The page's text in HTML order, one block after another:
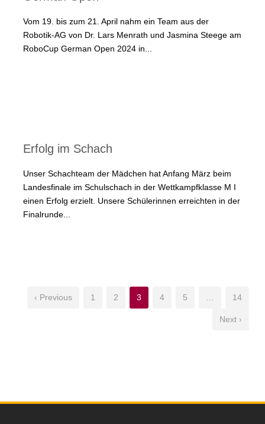
Vom 19. bis zum 21. April nahm ein Team aus der
Robotik-AG von Dr. Lars Menrath und Jasmina Steege am
RoboCup German Open 2024 in...
Erfolg im Schach
Unser Schachteam der Mädchen hat Anfang März beim
Landesfinale im Schulschach in der Wettkampfklasse M I
einen Erfolg erzielt. Unsere Schülerinnen erreichten in der
Finalrunde...
‹ Previous 1 2 3 4 5 14
Next ›